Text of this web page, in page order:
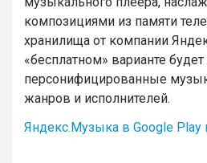
композициями из памяти
хранилища от компании
«бесплатном» варианте
персонифицированные
жанров и исполнителей.
Яндекс.Музыка в Google Play